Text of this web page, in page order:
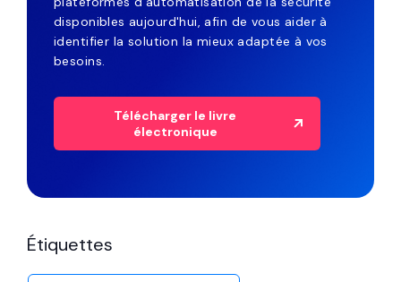
disponibles aujourd'hui, afin de vous aider à
identifier la solution la mieux adaptée à vos
besoins.
Télécharger le livre
électronique
Étiquettes